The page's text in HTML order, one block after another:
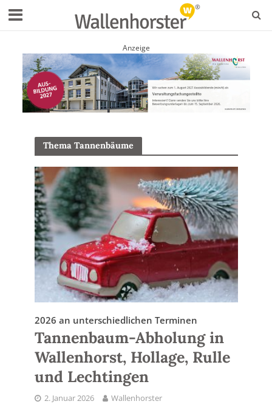
Anzeige
Thema Tannenbäume
2026 an unterschiedlichen Terminen
Tannenbaum-Abholung in
Wallenhorst, Hollage, Rulle
und Lechtingen
2. Januar 2026
Wallenhorster